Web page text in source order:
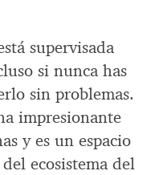
supervisada
si nunca has
sin problemas.
impresionante
y es un espacio
ecosistema del